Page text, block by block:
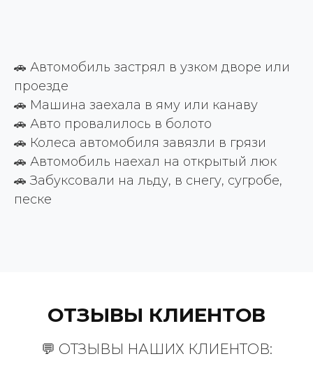
🚗 Автомобиль застрял в узком дворе или
проезде
🚗 Машина заехала в яму или канаву
🚗 Авто провалилось в болото
🚗 Колеса автомобиля завязли в грязи
🚗 Автомобиль наехал на открытый люк
🚗 Забуксовали на льду, в снегу, сугробе,
песке
ОТЗЫВЫ КЛИЕНТОВ
💬 ОТЗЫВЫ НАШИХ КЛИЕНТОВ: